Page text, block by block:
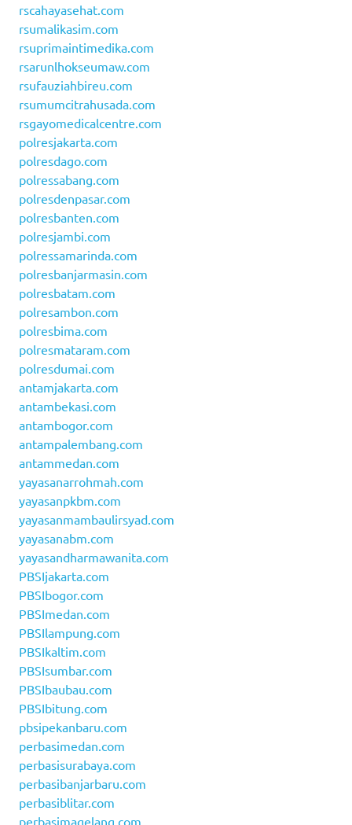
rscahayasehat.com
rsumalikasim.com
rsuprimaintimedika.com
rsarunlhokseumaw.com
rsufauziahbireu.com
rsumumcitrahusada.com
rsgayomedicalcentre.com
polresjakarta.com
polresdago.com
polressabang.com
polresdenpasar.com
polresbanten.com
polresjambi.com
polressamarinda.com
polresbanjarmasin.com
polresbatam.com
polresambon.com
polresbima.com
polresmataram.com
polresdumai.com
antamjakarta.com
antambekasi.com
antambogor.com
antampalembang.com
antammedan.com
yayasanarrohmah.com
yayasanpkbm.com
yayasanmambaulirsyad.com
yayasanabm.com
yayasandharmawanita.com
PBSIjakarta.com
PBSIbogor.com
PBSImedan.com
PBSIlampung.com
PBSIkaltim.com
PBSIsumbar.com
PBSIbaubau.com
PBSIbitung.com
pbsipekanbaru.com
perbasimedan.com
perbasisurabaya.com
perbasibanjarbaru.com
perbasiblitar.com
perbasimagelang.com